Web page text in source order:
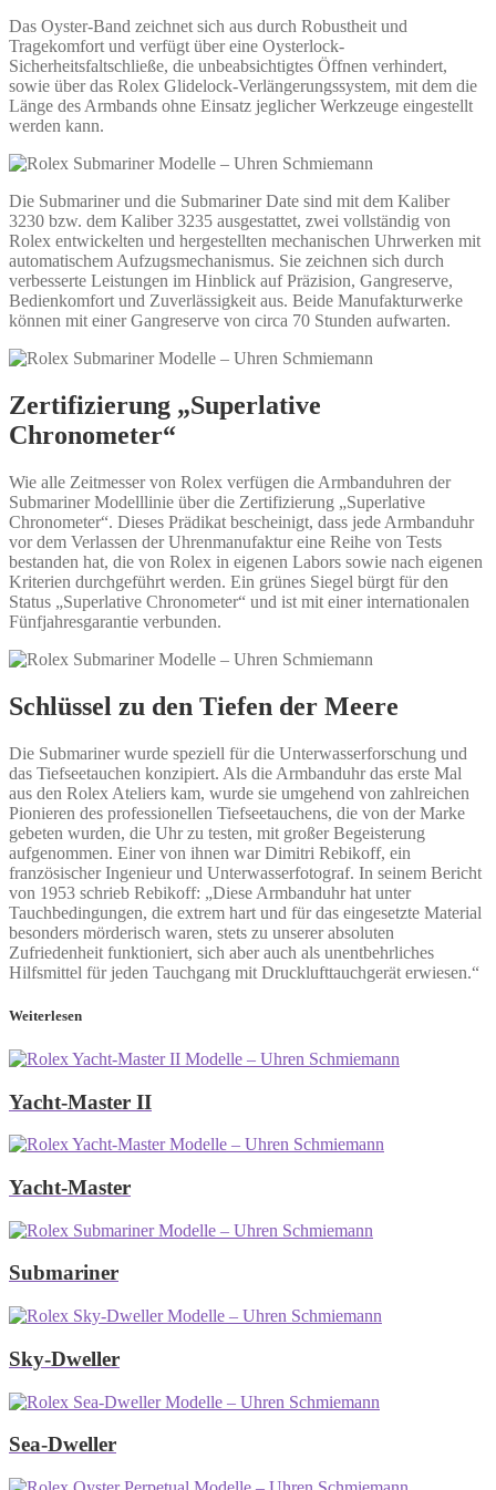
Das Oyster-Band zeichnet sich aus durch Robustheit und
Tragekomfort und verfügt über eine Oysterlock-
Sicherheitsfaltschließe, die unbeabsichtigtes Öffnen verhindert,
sowie über das Rolex Glidelock-Verlängerungssystem, mit dem die
Länge des Armbands ohne Einsatz jeglicher Werkzeuge eingestellt
werden kann.
Die Submariner und die Submariner Date sind mit dem Kaliber
3230 bzw. dem Kaliber 3235 ausgestattet, zwei vollständig von
Rolex entwickelten und hergestellten mechanischen Uhrwerken mit
automatischem Aufzugsmechanismus. Sie zeichnen sich durch
verbesserte Leistungen im Hinblick auf Präzision, Gangreserve,
Bedienkomfort und Zuverlässigkeit aus. Beide Manufakturwerke
können mit einer Gangreserve von circa 70 Stunden aufwarten.
Zertifizierung „Superlative
Chronometer“
Wie alle Zeitmesser von Rolex verfügen die Armbanduhren der
Submariner Modelllinie über die Zertifizierung „Superlative
Chronometer“. Dieses Prädikat bescheinigt, dass jede Armbanduhr
vor dem Verlassen der Uhrenmanufaktur eine Reihe von Tests
bestanden hat, die von Rolex in eigenen Labors sowie nach eigenen
Kriterien durchgeführt werden. Ein grünes Siegel bürgt für den
Status „Superlative Chronometer“ und ist mit einer internationalen
Fünfjahresgarantie verbunden.
Schlüssel zu den Tiefen der Meere
Die Submariner wurde speziell für die Unterwasserforschung und
das Tiefseetauchen konzipiert. Als die Armbanduhr das erste Mal
aus den Rolex Ateliers kam, wurde sie umgehend von zahlreichen
Pionieren des professionellen Tiefseetauchens, die von der Marke
gebeten wurden, die Uhr zu testen, mit großer Begeisterung
aufgenommen. Einer von ihnen war Dimitri Rebikoff, ein
französischer Ingenieur und Unterwasserfotograf. In seinem Bericht
von 1953 schrieb Rebikoff: „Diese Armbanduhr hat unter
Tauchbedingungen, die extrem hart und für das eingesetzte Material
besonders mörderisch waren, stets zu unserer absoluten
Zufriedenheit funktioniert, sich aber auch als unentbehrliches
Hilfsmittel für jeden Tauchgang mit Drucklufttauchgerät erwiesen.“
Weiterlesen
Yacht-Master II
Yacht-Master
Submariner
Sky-Dweller
Sea-Dweller